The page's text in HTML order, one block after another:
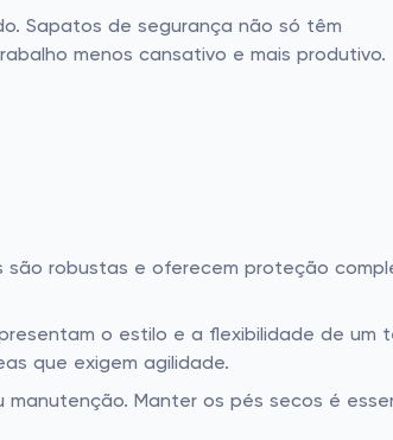
Sapatos de segurança não só têm
menos cansativo e mais produtivo.
são robustas e oferecem proteção
o estilo e a flexibilidade de um
que exigem agilidade.
Manter os pés secos é